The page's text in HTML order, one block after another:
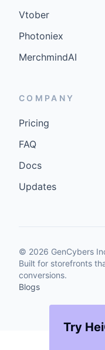
Try
Vtober
Photoniex
MerchmindAI
COMPANY
Pricing
FAQ
Docs
Updates
© 2026 GenCybers
Built for storefronts
conversions.
Blogs